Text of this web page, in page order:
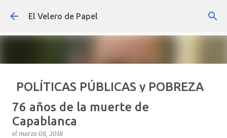
Ir al contenido principal
El Velero de Papel
POLÍTICAS PÚBLICAS y POBREZA
POR ARTURO MOLINA
el septiembre 22, 2024
OPINIÓN POLÍTICAS PÚBLICAS Y POBREZA
76 años de la muerte de
Capablanca
el marzo 08, 2018